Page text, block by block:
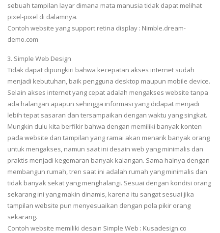
sebuah tampilan layar dimana mata manusia tidak dapat melihat
pixel-pixel di dalamnya.
Contoh website yang support retina display : Nimble.dream-
demo.com
3. Simple Web Design
Tidak dapat dipungkiri bahwa kecepatan akses internet sudah
menjadi kebutuhan, baik pengguna desktop maupun mobile device.
Selain akses internet yang cepat adalah mengakses website tanpa
ada halangan apapun sehingga informasi yang didapat menjadi
lebih tepat sasaran dan tersampaikan dengan waktu yang singkat.
Mungkin dulu kita berfikir bahwa dengan memiliki banyak konten
pada website dan tampilan yang ramai akan menarik banyak orang
untuk mengakses, namun saat ini desain web yang minimalis dan
praktis menjadi kegemaran banyak kalangan. Sama halnya dengan
membangun rumah, tren saat ini adalah rumah yang minimalis dan
tidak banyak sekat yang menghalangi. Sesuai dengan kondisi orang
sekarang ini yang makin dinamis, karena itu sangat sesuai jika
tampilan website pun menyesuaikan dengan pola pikir orang
sekarang.
Contoh website memiliki desain Simple Web : Kusadesign.co